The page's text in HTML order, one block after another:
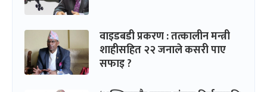
वाइडबडी प्रकरण : तत्कालीन मन्त्री
शाहीसहित २२ जनाले कसरी पाए
सफाइ ?